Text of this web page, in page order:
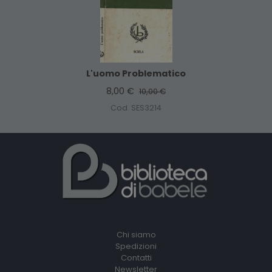
L'uomo Problematico
8,00 € 10,00 €
Cod. SES3214
Chi siamo
Spedizioni
Contatti
Newsletter